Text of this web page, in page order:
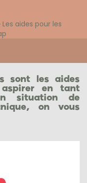
Les aides pour les
sont les aides
aspirer en tant
situation de
on vous